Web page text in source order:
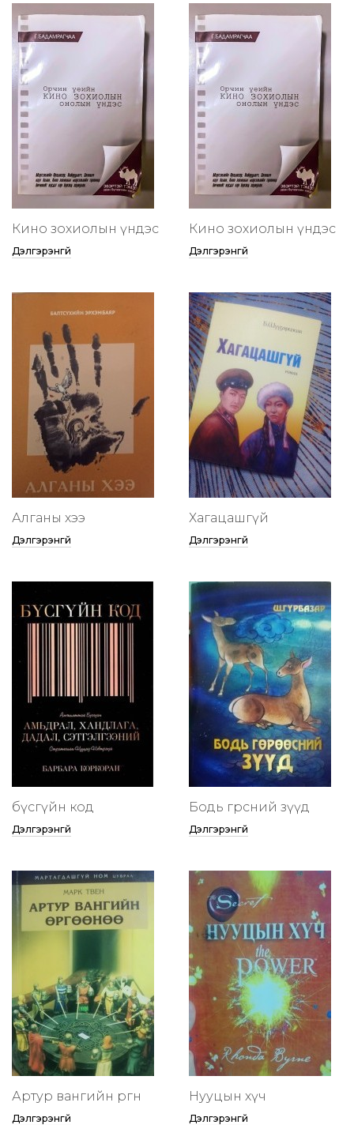
Кино зохиолын үндэс
Дэлгэрэнгүй
Кино зохиолын үндэс
Дэлгэрэнгүй
Алганы хээ
Дэлгэрэнгүй
Хагацашгүй
Дэлгэрэнгүй
бүсгүйн код
Дэлгэрэнгүй
Бодь гөрөөсний зүүд
Дэлгэрэнгүй
Артур вангийн өргөөнөө
Дэлгэрэнгүй
Нууцын хүч
Дэлгэрэнгүй